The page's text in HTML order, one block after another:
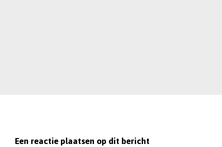
Een reactie plaatsen op dit bericht